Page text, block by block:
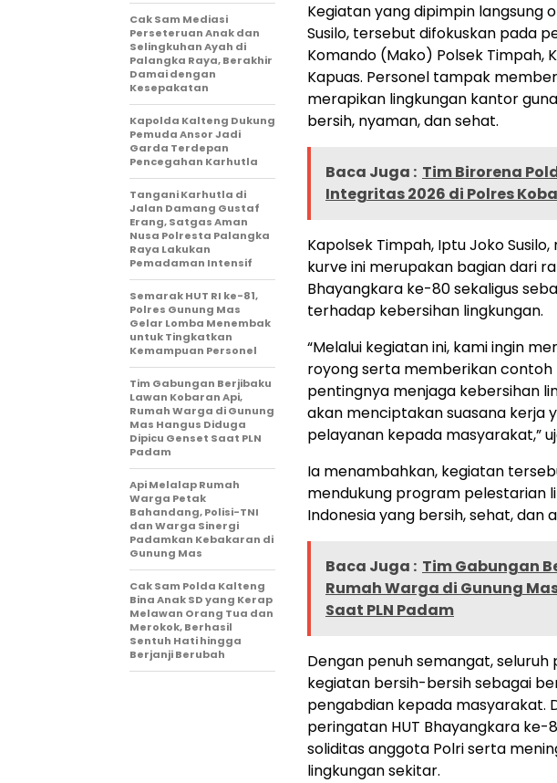
Kegiatan yang dipimpin langsung
Susilo, tersebut difokuskan pada
Komando (Mako) Polsek Timpah,
Kapuas. Personel tampak
merapikan lingkungan kantor
bersih, nyaman, dan sehat.
Baca Juga : Tim Birorena
Integritas 2026 di Polres
Kapolsek Timpah, Iptu Joko
kurve ini merupakan bagian dari
Bhayangkara ke-80 sekaligus
terhadap kebersihan lingkungan.
“Melalui kegiatan ini, kami ingin
royong serta memberikan
pentingnya menjaga kebersihan
akan menciptakan suasana kerja
pelayanan kepada masyarakat,”
Ia menambahkan, kegiatan
mendukung program pelestarian
Indonesia yang bersih, sehat, dan
Baca Juga : Tim Gabungan
Rumah Warga di Gunung
Saat PLN Padam
Dengan penuh semangat,
kegiatan bersih-bersih sebagai
pengabdian kepada masyarakat.
peringatan HUT Bhayangkara
soliditas anggota Polri serta
lingkungan sekitar.
Cak Sam Mediasi
Perseteruan Anak dan
Selingkuhan Ayah di
Palangka Raya, Berakhir
Damai dengan
Kesepakatan
Kapolda Kalteng Dukung
Pemuda Ansor Jadi
Garda Terdepan
Pencegahan Karhutla
Tangani Karhutla di
Jalan Damang Gustaf
Erang, Satgas Aman
Nusa Polresta Palangka
Raya Lakukan
Pemadaman Intensif
Semarak HUT RI ke-81,
Polres Gunung Mas
Gelar Lomba Menembak
untuk Tingkatkan
Kemampuan Personel
Tim Gabungan Berjibaku
Lawan Kobaran Api,
Rumah Warga di Gunung
Mas Hangus Diduga
Dipicu Genset Saat PLN
Padam
Api Melalap Rumah
Warga Petak
Bahandang, Polisi-TNI
dan Warga Sinergi
Padamkan Kebakaran di
Gunung Mas
Cak Sam Polda Kalteng
Bina Anak SD yang Kerap
Melawan Orang Tua dan
Merokok, Berhasil
Sentuh Hati hingga
Berjanji Berubah